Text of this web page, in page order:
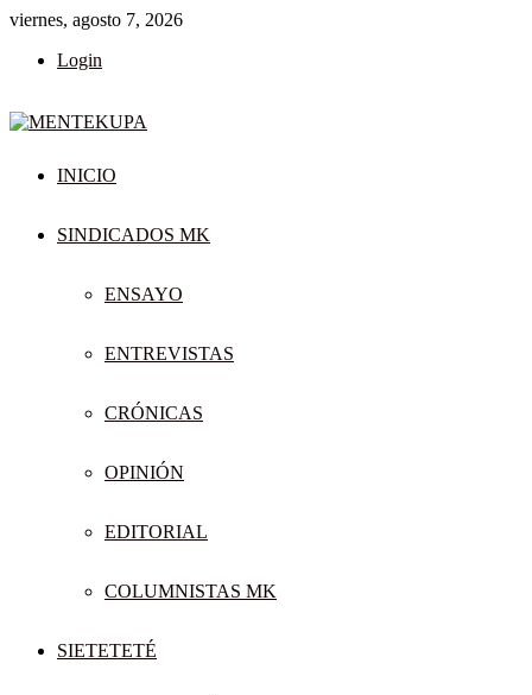
viernes, agosto 7, 2026
Login
INICIO
SINDICADOS MK
ENSAYO
ENTREVISTAS
CRÓNICAS
OPINIÓN
EDITORIAL
COLUMNISTAS MK
SIETETETÉ